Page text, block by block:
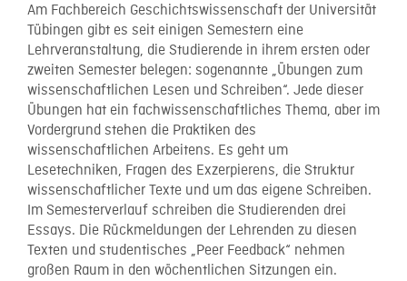
Am Fachbereich Geschichtswissenschaft der Universität
Tübingen gibt es seit einigen Semestern eine
Lehrveranstaltung, die Studierende in ihrem ersten oder
zweiten Semester belegen: sogenannte „Übungen zum
wissenschaftlichen Lesen und Schreiben“. Jede dieser
Übungen hat ein fachwissenschaftliches Thema, aber im
Vordergrund stehen die Praktiken des
wissenschaftlichen Arbeitens. Es geht um
Lesetechniken, Fragen des Exzerpierens, die Struktur
wissenschaftlicher Texte und um das eigene Schreiben.
Im Semesterverlauf schreiben die Studierenden drei
Essays. Die Rückmeldungen der Lehrenden zu diesen
Texten und studentisches „Peer Feedback“ nehmen
großen Raum in den wöchentlichen Sitzungen ein.